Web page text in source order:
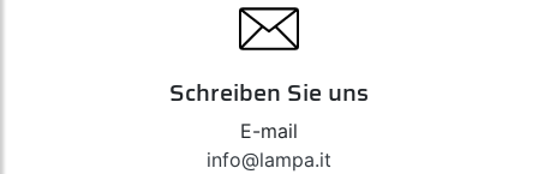
Schreiben Sie uns
E-mail
info@lampa.it